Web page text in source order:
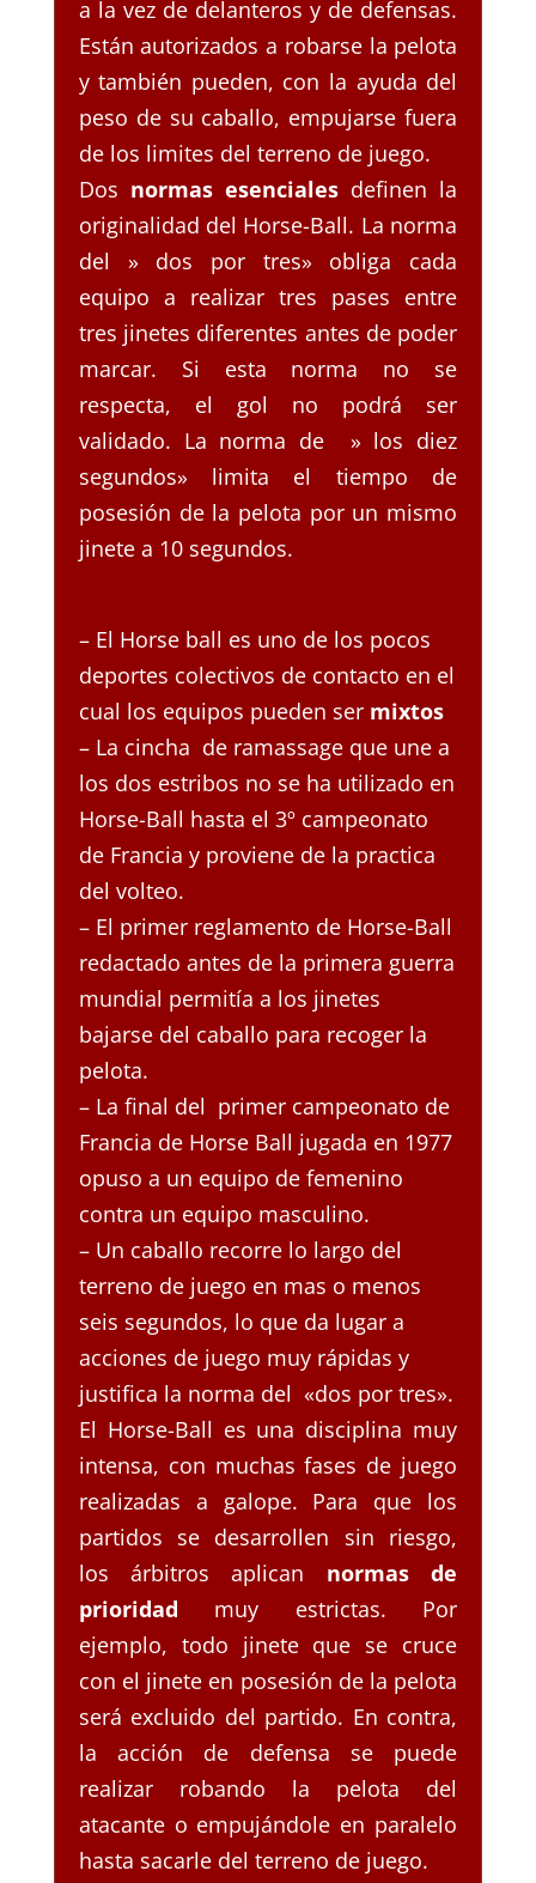
a la vez de delanteros y de defensas.
Están autorizados a robarse la pelota
y también pueden, con la ayuda del
peso de su caballo, empujarse fuera
de los limites del terreno de juego.
Dos normas esenciales definen la
originalidad del Horse-Ball. La norma
del » dos por tres» obliga cada
equipo a realizar tres pases entre
tres jinetes diferentes antes de poder
marcar. Si esta norma no se
respecta, el gol no podrá ser
validado. La norma de » los diez
segundos» limita el tiempo de
posesión de la pelota por un mismo
jinete a 10 segundos.
– El Horse ball es uno de los pocos
deportes colectivos de contacto en el
cual los equipos pueden ser mixtos
– La cincha de ramassage que une a
los dos estribos no se ha utilizado en
Horse-Ball hasta el 3º campeonato
de Francia y proviene de la practica
del volteo.
– El primer reglamento de Horse-Ball
redactado antes de la primera guerra
mundial permitía a los jinetes
bajarse del caballo para recoger la
pelota.
– La final del primer campeonato de
Francia de Horse Ball jugada en 1977
opuso a un equipo de femenino
contra un equipo masculino.
– Un caballo recorre lo largo del
terreno de juego en mas o menos
seis segundos, lo que da lugar a
acciones de juego muy rápidas y
justifica la norma del «dos por tres».
El Horse-Ball es una disciplina muy
intensa, con muchas fases de juego
realizadas a galope. Para que los
partidos se desarrollen sin riesgo,
los árbitros aplican normas de
prioridad muy estrictas. Por
ejemplo, todo jinete que se cruce
con el jinete en posesión de la pelota
será excluido del partido. En contra,
la acción de defensa se puede
realizar robando la pelota del
atacante o empujándole en paralelo
hasta sacarle del terreno de juego.